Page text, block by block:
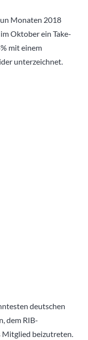
Monaten 2018
Oktober ein Take-
mit einem
unterzeichnet.
deutschen
dem RIB-
Mitglied beizutreten.